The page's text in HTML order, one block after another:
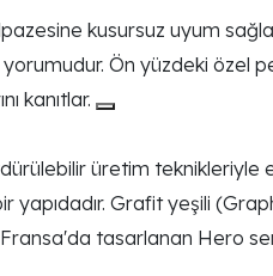
kusursuz uyum
Ön yüzdeki özel
kanıtlar.
üretim
yapıdadır. Grafit yeşili
tasarlanan Hero